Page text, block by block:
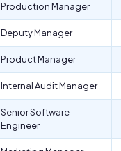
Production Manager
Deputy Manager
Product Manager
Internal Audit Manager
Senior Software
Engineer